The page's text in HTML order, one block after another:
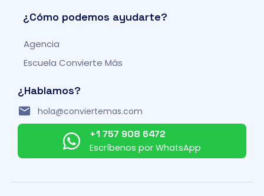
¿Cómo podemos ayudarte?
Agencia
Escuela Convierte Más
¿Hablamos?
hola@conviertemas.com
+1 757 908 6472
Escríbenos por WhatsApp